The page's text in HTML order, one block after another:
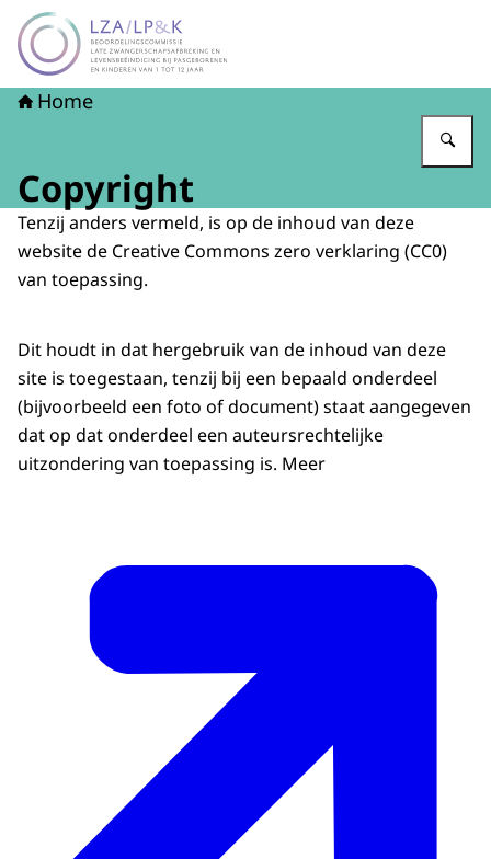
Naar de homepage van LZA-LP&K - Late
Home
Copyright
Tenzij anders vermeld, is op de inhoud van deze
website de Creative Commons zero verklaring (CC0)
van toepassing.
Dit houdt in dat hergebruik van de inhoud van deze
site is toegestaan, tenzij bij een bepaald onderdeel
(bijvoorbeeld een foto of document) staat aangegeven
dat op dat onderdeel een auteursrechtelijke
uitzondering van toepassing is. Meer